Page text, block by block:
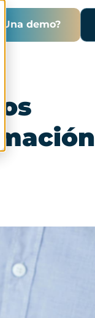
¿Una demo?